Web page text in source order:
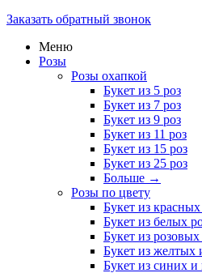
Заказать обратный звонок
Меню
Розы
Розы охапкой
Букет из 5 роз
Букет из 7 роз
Букет из 9 роз
Букет из 11 роз
Букет из 15 роз
Букет из 25 роз
Больше →
Розы по цвету
Букет из красных
Букет из белых
Букет из розовых
Букет из желтых
Букет из синих и